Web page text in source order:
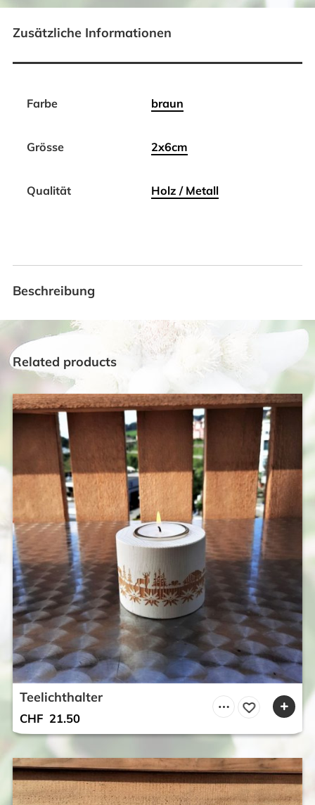
Zusätzliche Informationen
Farbe braun
Grösse 2x6cm
Qualität Holz / Metall
Beschreibung
Related products
Teelichthalter
CHF 21.50